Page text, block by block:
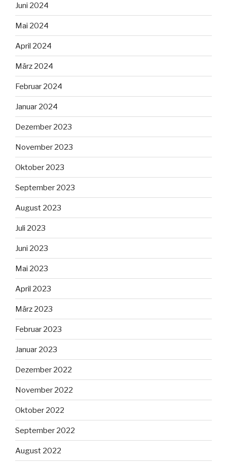
Juni 2024
Mai 2024
April 2024
März 2024
Februar 2024
Januar 2024
Dezember 2023
November 2023
Oktober 2023
September 2023
August 2023
Juli 2023
Juni 2023
Mai 2023
April 2023
März 2023
Februar 2023
Januar 2023
Dezember 2022
November 2022
Oktober 2022
September 2022
August 2022